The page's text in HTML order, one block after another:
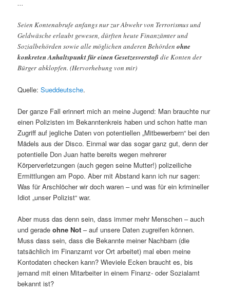
…
Seien Kontenabrufe anfangs nur zur Abwehr von Terrorismus und
Geldwäsche erlaubt gewesen, dürften heute Finanzämter und
Sozialbehörden sowie alle möglichen anderen Behördenohne
konkreten Anhaltspunkt für einen Gesetzesverstoß die Konten der
Bürger abklopfen. (Hervorhebung von mir)
Quelle:Sueddeutsche.
Der ganze Fall erinnert mich an meine Jugend: Man brauchte nur
einen Polizisten im Bekanntenkreis haben und schon hatte man
Zugriff auf jegliche Daten von potentiellen „Mitbewerbern“ bei den
Mädels aus der Disco. Einmal war das sogar ganz gut, denn der
potentielle Don Juan hatte bereits wegen mehrerer
Körperverletzungen (auch gegen seine Mutter!) polizeiliche
Ermittlungen am Popo. Aber mit Abstand kann ich nur sagen:
Was für Arschlöcher wir doch waren – und was für ein krimineller
Idiot „unser Polizist“ war.
Aber muss das denn sein, dass immer mehr Menschen – auch
und geradeohne Not – auf unsere Daten zugreifen können.
Muss dass sein, dass die Bekannte meiner Nachbarn (die
tatsächlich im Finanzamt vor Ort arbeitet) mal eben meine
Kontodaten checken kann? Wieviele Ecken braucht es, bis
jemand mit einen Mitarbeiter in einem Finanz- oder Sozialamt
bekannt ist?